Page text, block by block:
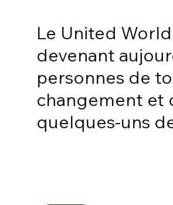
Le United
devenant
personnes de
changement et
quelques-uns